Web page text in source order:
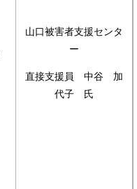
山口被害者支援センタ
ー
直接支援員 中谷 加
代子 氏